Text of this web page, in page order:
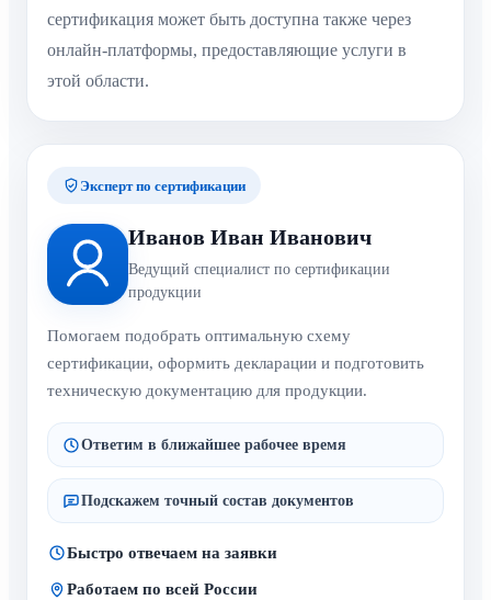
сертификация может быть доступна также через
онлайн-платформы, предоставляющие услуги в
этой области.
Эксперт по сертификации
Иванов Иван Иванович
Ведущий специалист по сертификации
продукции
Помогаем подобрать оптимальную схему
сертификации, оформить декларации и подготовить
техническую документацию для продукции.
Ответим в ближайшее рабочее время
Подскажем точный состав документов
Быстро отвечаем на заявки
Работаем по всей России